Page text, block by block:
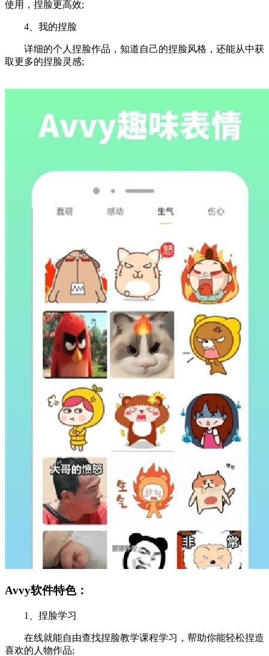
使用，捏脸更高效;
4、我的捏脸
详细的个人捏脸作品，知道自己的捏脸风格，还能从中获
取更多的捏脸灵感;
Avvy软件特色：
1、捏脸学习
在线就能自由查找捏脸教学课程学习，帮助你能轻松捏造
喜欢的人物作品;